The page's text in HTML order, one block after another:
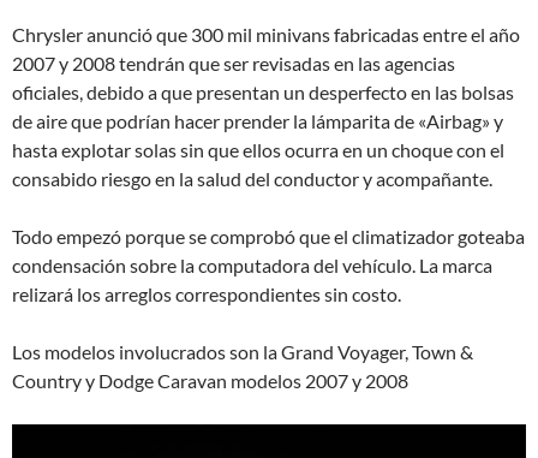
Chrysler anunció que 300 mil minivans fabricadas entre el año
2007 y 2008 tendrán que ser revisadas en las agencias
oficiales, debido a que presentan un desperfecto en las bolsas
de aire que podrían hacer prender la lámparita de «Airbag» y
hasta explotar solas sin que ellos ocurra en un choque con el
consabido riesgo en la salud del conductor y acompañante.
Todo empezó porque se comprobó que el climatizador goteaba
condensación sobre la computadora del vehículo. La marca
relizará los arreglos correspondientes sin costo.
Los modelos involucrados son la Grand Voyager, Town &
Country y Dodge Caravan modelos 2007 y 2008